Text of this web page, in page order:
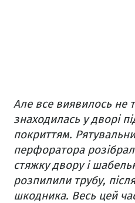
Але все виявилось не
знаходилась у дворі
покриттям.
перфоратора
стяжку двору і
розпилили трубу,
шкодника. Весь цей